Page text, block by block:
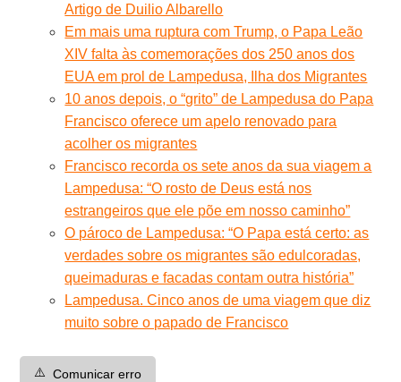
Artigo de Duilio Albarello
Em mais uma ruptura com Trump, o Papa Leão
XIV falta às comemorações dos 250 anos dos
EUA em prol de Lampedusa, Ilha dos Migrantes
10 anos depois, o “grito” de Lampedusa do Papa
Francisco oferece um apelo renovado para
acolher os migrantes
Francisco recorda os sete anos da sua viagem a
Lampedusa: “O rosto de Deus está nos
estrangeiros que ele põe em nosso caminho”
O pároco de Lampedusa: “O Papa está certo: as
verdades sobre os migrantes são edulcoradas,
queimaduras e facadas contam outra história”
Lampedusa. Cinco anos de uma viagem que diz
muito sobre o papado de Francisco
⚠️ Comunicar erro